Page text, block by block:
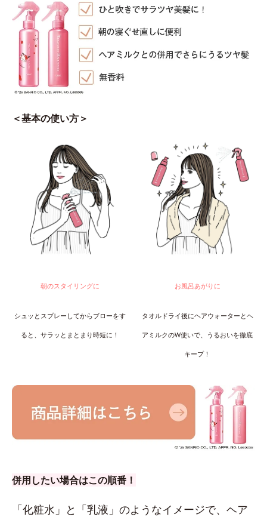
＜基本の使い方＞
朝のスタイリングに
シュッとスプレーしてからブローをす
ると、サラッとまとまり時短に！
お風呂あがりに
タオルドライ後にヘアウォーターとヘ
アミルクのW使いで、うるおいを徹底
キープ！
併用したい場合はこの順番！
「化粧水」と「乳液」のようなイメージで、ヘア